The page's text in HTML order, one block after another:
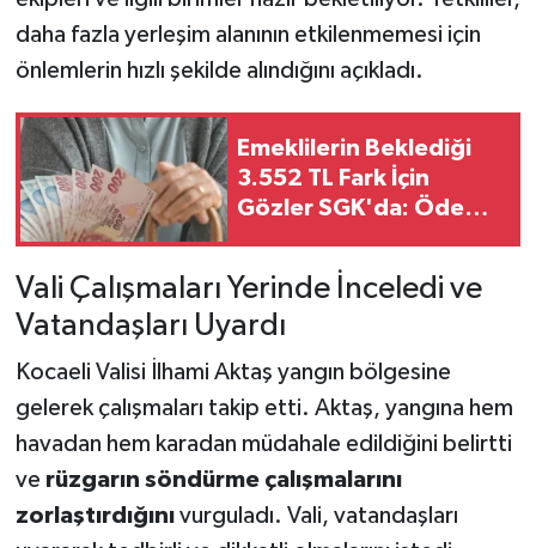
daha fazla yerleşim alanının etkilenmemesi için
önlemlerin hızlı şekilde alındığını açıkladı.
Emeklilerin Beklediği
3.552 TL Fark İçin
Gözler SGK'da: Ödeme
Vali Çalışmaları Yerinde İnceledi ve
Vatandaşları Uyardı
Kocaeli Valisi İlhami Aktaş yangın bölgesine
gelerek çalışmaları takip etti. Aktaş, yangına hem
havadan hem karadan müdahale edildiğini belirtti
ve rüzgarın söndürme çalışmalarını
zorlaştırdığınıvurguladı. Vali, vatandaşları